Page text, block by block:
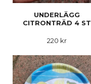
UNDERLÄGG
CITRONTRÄD 4 ST
220 kr